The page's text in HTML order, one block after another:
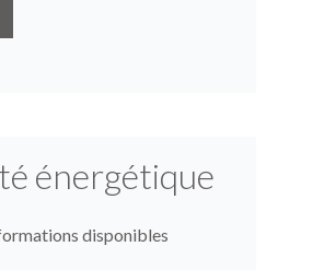
énergétique
disponibles